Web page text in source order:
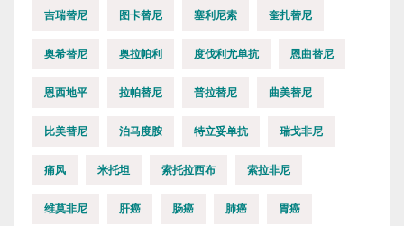
吉瑞替尼 图卡替尼 塞利尼索 奎扎替尼
奥希替尼 奥拉帕利 度伐利尤单抗 恩曲替尼
恩西地平 拉帕替尼 普拉替尼 曲美替尼
比美替尼 泊马度胺 特立妥单抗 瑞戈非尼
痛风 米托坦 索托拉西布 索拉非尼
维莫非尼 肝癌 肠癌 肺癌 胃癌